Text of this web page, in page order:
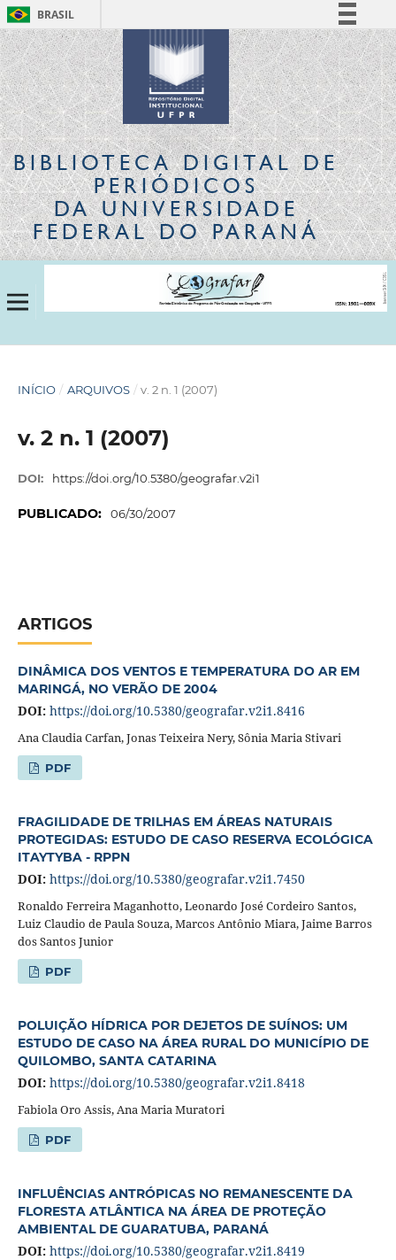
BRASIL
Simplifique!
Comunica BR
Participe
Acesso à informação
Legislação
Canais
BIBLIOTECA DIGITALDE
PERIÓDICOS
DA UNIVERSIDADE
FEDERAL DO PARANÁ
INÍCIO / ARQUIVOS / v. 2 n. 1 (2007)
v. 2 n. 1 (2007)
DOI: https://doi.org/10.5380/geografar.v2i1
PUBLICADO: 06/30/2007
ARTIGOS
DINÂMICA DOS VENTOS E TEMPERATURA DO AR EM
MARINGÁ, NO VERÃO DE 2004
DOI: https://doi.org/10.5380/geografar.v2i1.8416
Ana Claudia Carfan, Jonas Teixeira Nery, Sônia Maria Stivari
PDF
FRAGILIDADE DE TRILHAS EM ÁREAS NATURAIS
PROTEGIDAS: ESTUDO DE CASO RESERVA ECOLÓGICA
ITAYTYBA - RPPN
DOI: https://doi.org/10.5380/geografar.v2i1.7450
Ronaldo Ferreira Maganhotto, Leonardo José Cordeiro Santos,
Luiz Claudio de Paula Souza, Marcos Antônio Miara, Jaime Barros
dos Santos Junior
PDF
POLUIÇÃO HÍDRICA POR DEJETOS DE SUÍNOS: UM
ESTUDO DE CASO NA ÁREA RURAL DO MUNICÍPIO DE
QUILOMBO, SANTA CATARINA
DOI: https://doi.org/10.5380/geografar.v2i1.8418
Fabiola Oro Assis, Ana Maria Muratori
PDF
INFLUÊNCIAS ANTRÓPICAS NO REMANESCENTE DA
FLORESTA ATLÂNTICA NA ÁREA DE PROTEÇÃO
AMBIENTAL DE GUARATUBA, PARANÁ
DOI: https://doi.org/10.5380/geografar.v2i1.8419